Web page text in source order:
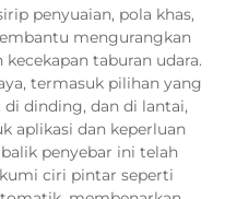
penyuaian, pola khas,
mengurangkan
taburan udara.
termasuk pilihan yang
dinding, dan di lantai,
aplikasi dan keperluan
penyebar ini telah
ciri pintar seperti